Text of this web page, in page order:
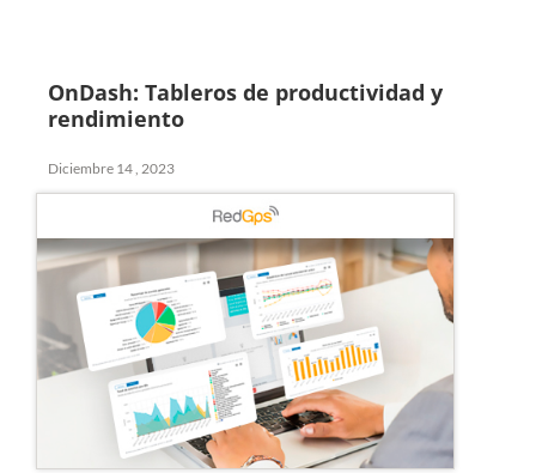
OnDash: Tableros de productividad y
rendimiento
Diciembre 14 , 2023